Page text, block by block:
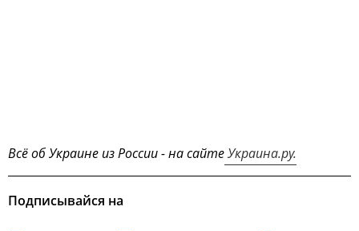
Всё об Украине из России - на сайтеУкраина.ру.
Подписывайся на